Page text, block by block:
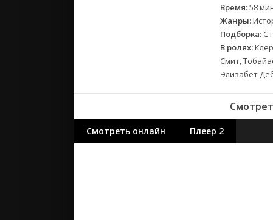
Время:58
Жанры:
Подборка: С
В ролях:
Смит,
Элизабет
Смотреть онлайн Плеер 2